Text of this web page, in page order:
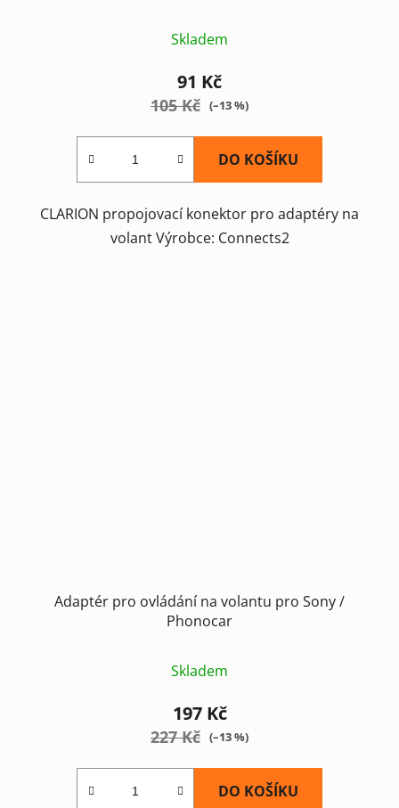
Skladem
91 Kč
105 Kč (–13 %)
DO KOŠÍKU
CLARION propojovací konektor pro adaptéry na
volant Výrobce: Connects2
Adaptér pro ovládání na volantu pro Sony /
Phonocar
Skladem
197 Kč
227 Kč (–13 %)
DO KOŠÍKU